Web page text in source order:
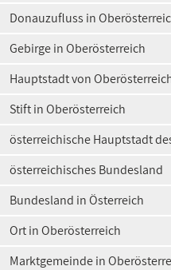
Donauzufluss in
Gebirge in Oberösterreich
Hauptstadt von
Stift in Oberösterreich
österreichische Hauptstadt
österreichisches Bundesland
Bundesland in Österreich
Ort in Oberösterreich
Marktgemeinde in